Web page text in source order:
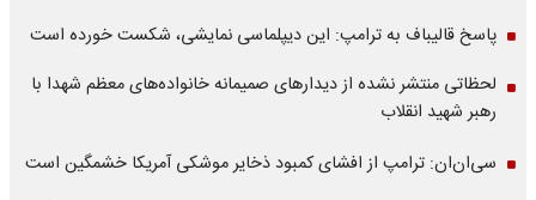
پاسخ قالیباف به ترامپ: این دیپلماسی نمایشی، شکست خورده است
لحظاتی منتشر نشده از دیدارهای صمیمانه خانواده‌های معظم شهدا با
رهبر شهید انقلاب
سی‌ان‌ان: ترامپ از افشای کمبود ذخایر موشکی آمریکا خشمگین است